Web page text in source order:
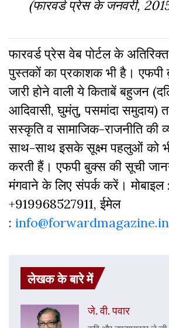
(फारवर्ड प्रेस के जनवरी,
फारवर्ड प्रेस वेब पोर्टल के
पुस्‍तकों का प्रकाशक भी है।
जारी होने वाली ये किताबें बहुजन
आदिवासी, घुमंतु, पसमांदा समुदाय)
सस्‍क‍ृति व सामाजिक-राजनीति की
साथ-साथ इसके सूक्ष्म पहलुओं को
करती हैं। एफपी बुक्‍स की सूची
मंगवाने के लिए संपर्क करें। मोबाइल :
+919968527911, ईमेल
: info@forwardmagazine.in
लेखक के बारे में
जे. वी. पवार